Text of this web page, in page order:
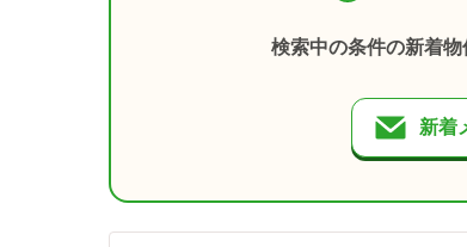
検索中の条件の新着
新着